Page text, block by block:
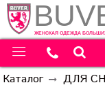
ЖЕНСКАЯ ОДЕЖДА
Каталог ДЛЯ